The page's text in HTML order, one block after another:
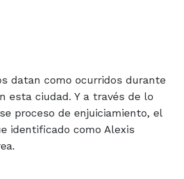
datan como ocurridos durante
esta ciudad. Y a través de lo
proceso de enjuiciamiento, el
identificado como Alexis